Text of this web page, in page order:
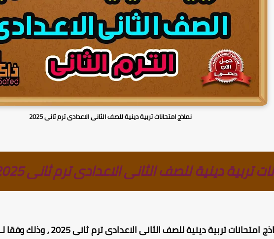
نماذج امتحانات تربية دينية للصف الثانى الاعدادى ترم ثانى 2025
تربية دينية للصف الثانى الاعدادى ترم ثانى 2025
تربية دينية للصف الثانى الاعدادى ترم ثانى 2025 ، وذلك وفقا لـ